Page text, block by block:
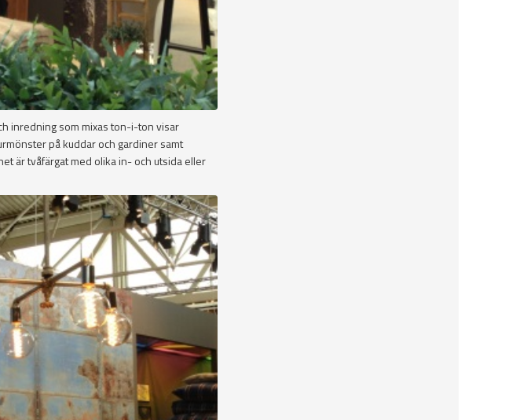
inredning som mixas ton-i-ton visar
på kuddar och gardiner samt
är tvåfärgat med olika in- och utsida eller